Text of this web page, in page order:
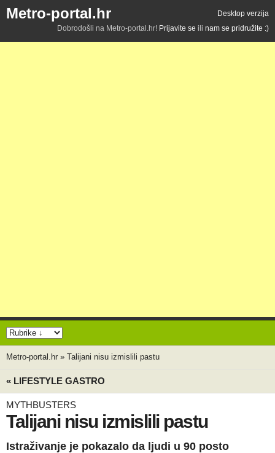
Metro-portal.hr
Desktop verzija
Dobrodošli na Metro-portal.hr! Prijavite se ili nam se pridružite :)
Metro-portal.hr » Talijani nisu izmislili pastu
« LIFESTYLE GASTRO
MYTHBUSTERS
Talijani nisu izmislili pastu
Istraživanje je pokazalo da ljudi u 90 posto